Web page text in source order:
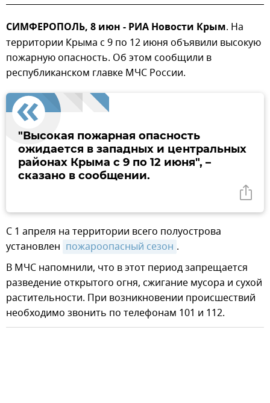
СИМФЕРОПОЛЬ, 8 июн - РИА Новости Крым. На
территории Крыма с 9 по 12 июня объявили высокую
пожарную опасность. Об этом сообщили в
республиканском главке МЧС России.
"Высокая пожарная опасность
ожидается в западных и центральных
районах Крыма с 9 по 12 июня", –
сказано в сообщении.
С 1 апреля на территории всего полуострова
установлен пожароопасный сезон .
В МЧС напомнили, что в этот период запрещается
разведение открытого огня, сжигание мусора и сухой
растительности. При возникновении происшествий
необходимо звонить по телефонам 101 и 112.